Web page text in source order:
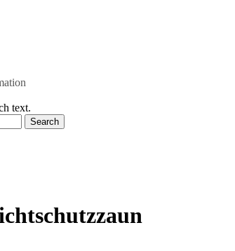
text.